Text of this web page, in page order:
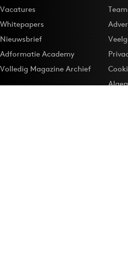
Vacatures
Whitepapers
Nieuwsbrief
Adformatie Academy
Volledig Magazine Archief